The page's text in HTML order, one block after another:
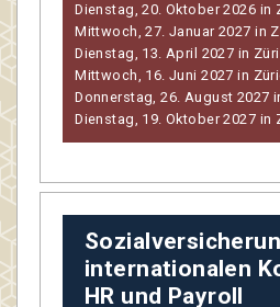
Dienstag, 20. Oktober 2026 in
Mittwoch, 27. Januar 2027 in
Dienstag, 13. April 2027 in
Mittwoch, 16. Juni 2027 in
Donnerstag, 26. August 2027
Dienstag, 19. Oktober 2027 in
internationalen
HR und Payroll